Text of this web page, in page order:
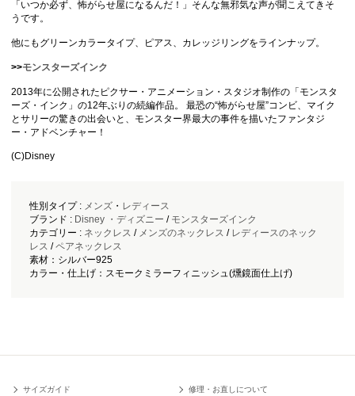
「いつか必ず、怖がらせ屋になるんだ！」そんな無邪気な声が聞こえてきそ
うです。
他にもグリーンカラータイプ、ピアス、カレッジリングをラインナップ。
>>モンスターズインク
2013年に公開されたピクサー・アニメーション・スタジオ制作の「モンスタ
ーズ・インク」の12年ぶりの続編作品。 最恐の“怖がらせ屋”コンビ、マイク
とサリーの驚きの出会いと、モンスター界最大の事件を描いたファンタジ
ー・アドベンチャー！
(C)Disney
性別タイプ : メンズ・ レディース
ブランド : Disney ・ディズニー / モンスターズインク
カテゴリー : ネックレス / メンズのネックレス / レディースのネック
レス /ペアネックレス
素材：シルバー925
カラー・仕上げ：スモークミラーフィニッシュ(燻鏡面仕上げ)
サイズガイド 修理・お直しについて